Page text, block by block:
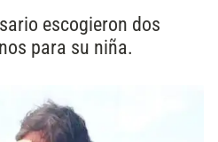
escogieron dos
para su niña.